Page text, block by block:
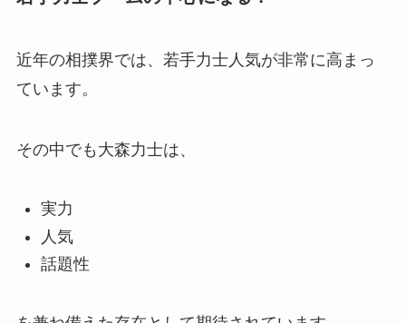
近年の相撲界では、若手力士人気が非常に高まっ
ています。
その中でも大森力士は、
実力
人気
話題性